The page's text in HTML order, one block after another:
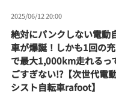
2025/06/12 20:00
絶対にパンクしない電動
車が爆誕！しかも1回の
で最大1,000km走れるっ
ごすぎない!?【次世代電
シスト自転車rafoot】